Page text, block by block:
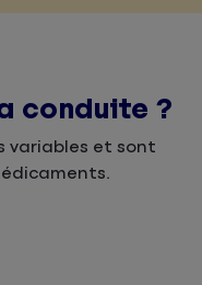
conduite ?
variables et sont